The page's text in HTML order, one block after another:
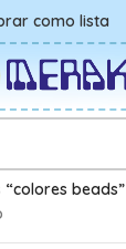
como lista
beads”